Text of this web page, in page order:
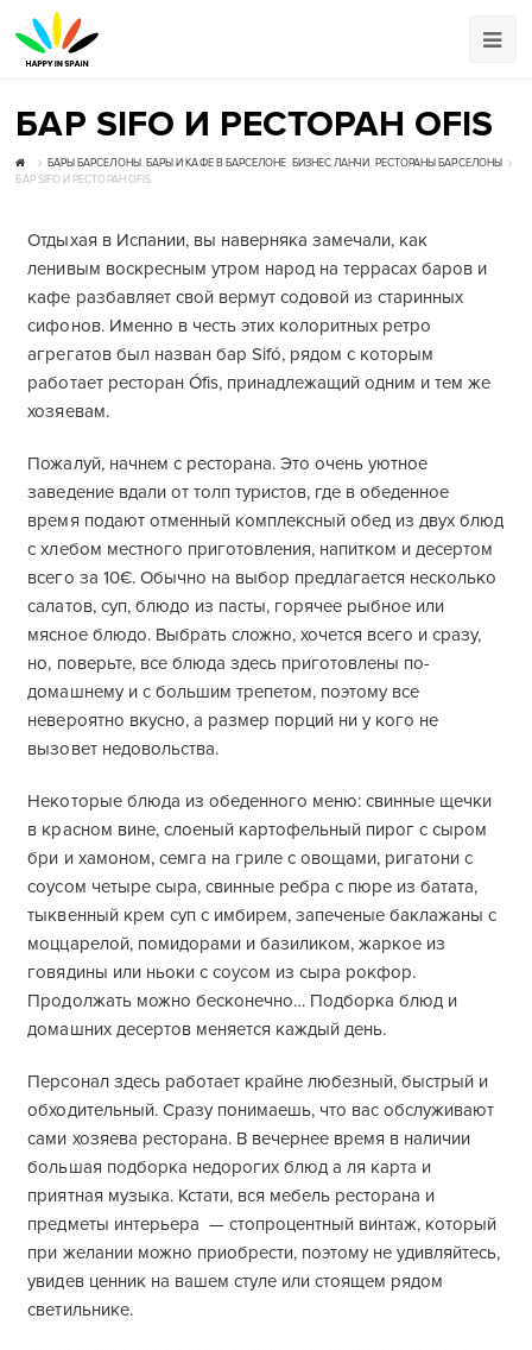
БАР SIFO И РЕСТОРАН OFIS
БАРЫ БАРСЕЛОНЫ , БАРЫ И КАФЕ В БАРСЕЛОНЕ, БИЗНЕС ЛАНЧИ, РЕСТОРАНЫ БАРСЕЛОНЫ
БАР SIFO И РЕСТОРАН OFIS
Отдыхая в Испании, вы наверняка замечали, как
ленивым воскресным утром народ на террасах баров и
кафе разбавляет свой вермут содовой из старинных
сифонов. Именно в честь этих колоритных ретро
агрегатов был назван бар Sifó, рядом с которым
работает ресторан Ófis, принадлежащий одним и тем же
хозяевам.
Пожалуй, начнем с ресторана. Это очень уютное
заведение вдали от толп туристов, где в обеденное
время подают отменный комплексный обед из двух блюд
с хлебом местного приготовления, напитком и десертом
всего за 10€. Обычно на выбор предлагается несколько
салатов, суп, блюдо из пасты, горячее рыбное или
мясное блюдо. Выбрать сложно, хочется всего и сразу,
но, поверьте, все блюда здесь приготовлены по-
домашнему и с большим трепетом, поэтому все
невероятно вкусно, а размер порций ни у кого не
вызовет недовольства.
Некоторые блюда из обеденного меню: свинные щечки
в красном вине, слоеный картофельный пирог с сыром
бри и хамоном, семга на гриле с овощами, ригатони с
соусом четыре сыра, свинные ребра с пюре из батата,
тыквенный крем суп с имбирем, запеченые баклажаны с
моццарелой, помидорами и базиликом, жаркое из
говядины или ньоки с соусом из сыра рокфор.
Продолжать можно бесконечно… Подборка блюд и
домашних десертов меняется каждый день.
Персонал здесь работает крайне любезный, быстрый и
обходительный. Сразу понимаешь, что вас обслуживают
сами хозяева ресторана. В вечернее время в наличии
большая подборка недорогих блюд а ля карта и
приятная музыка. Кстати, вся мебель ресторана и
предметы интерьера — стопроцентный винтаж, который
при желании можно приобрести, поэтому не удивляйтесь,
увидев ценник на вашем стуле или стоящем рядом
светильнике.